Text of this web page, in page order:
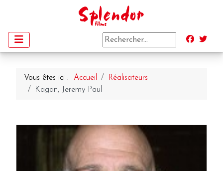
Vous êtes ici : Accueil
Réalisateurs
Kagan, Jeremy Paul